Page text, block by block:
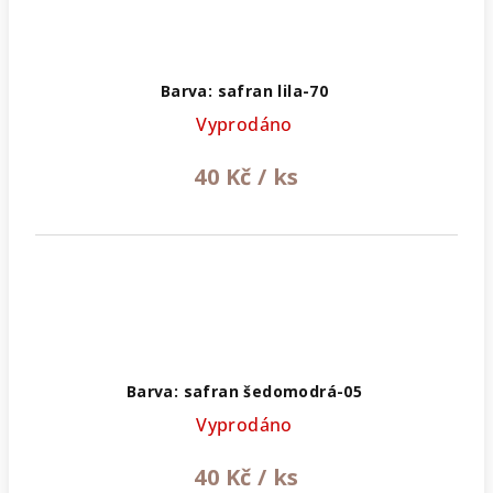
Barva: safran lila-70
Vyprodáno
40 Kč / ks
Barva: safran šedomodrá-05
Vyprodáno
40 Kč / ks